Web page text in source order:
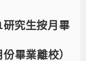
究生按月畢
畢業離校）